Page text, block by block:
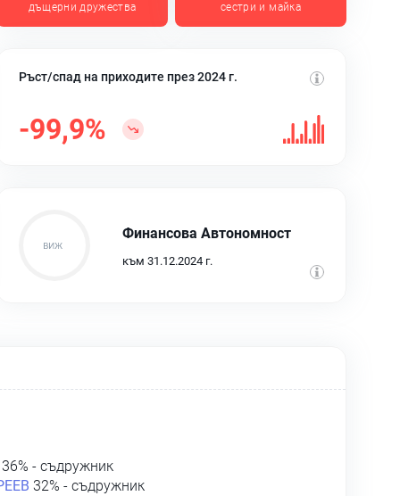
дъщерни дружества сестри и майка
Ръст/спад на приходите през 2024 г.
-99,9%
Финансова Автономност
към 31.12.2024 г.
- съдружник
32% - съдружник